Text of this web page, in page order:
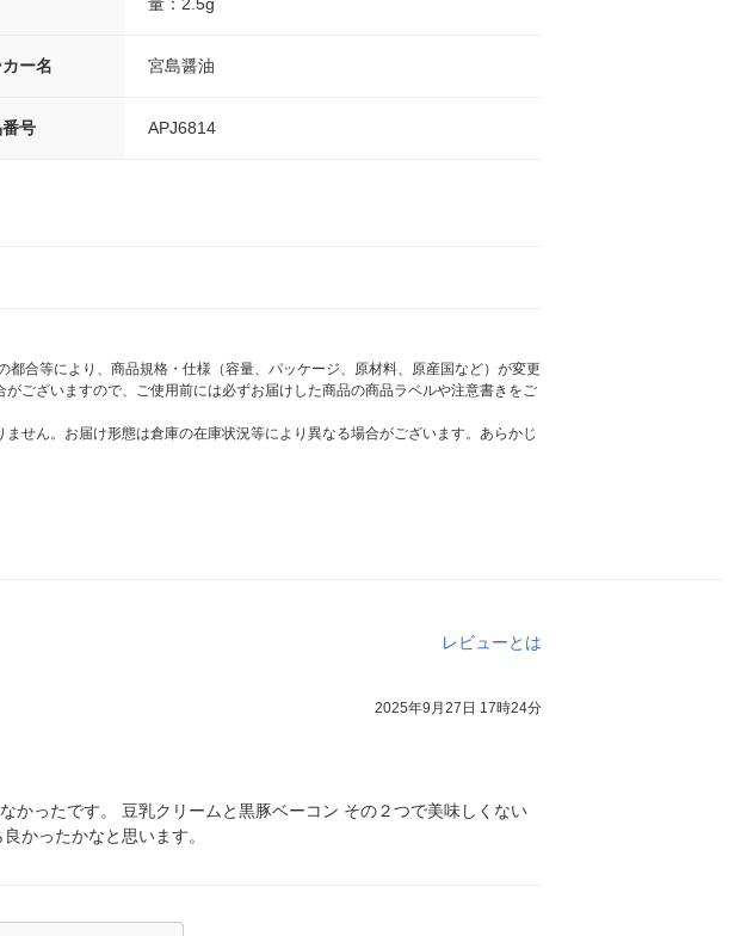
量：2.5g
ー名 宮島醤油
号 APJ6814
合等により、商品規格・仕様（容量、パッケージ、原材料、原産国など）が変更
ございますので、ご使用前には必ずお届けした商品の商品ラベルや注意書きをご
せん。お届け形態は倉庫の在庫状況等により異なる場合がございます。あらかじ
レビューとは
2025年9月27日 17時24分
かったです。 豆乳クリームと黒豚ベーコン その２つで美味しくない
かったかなと思います。